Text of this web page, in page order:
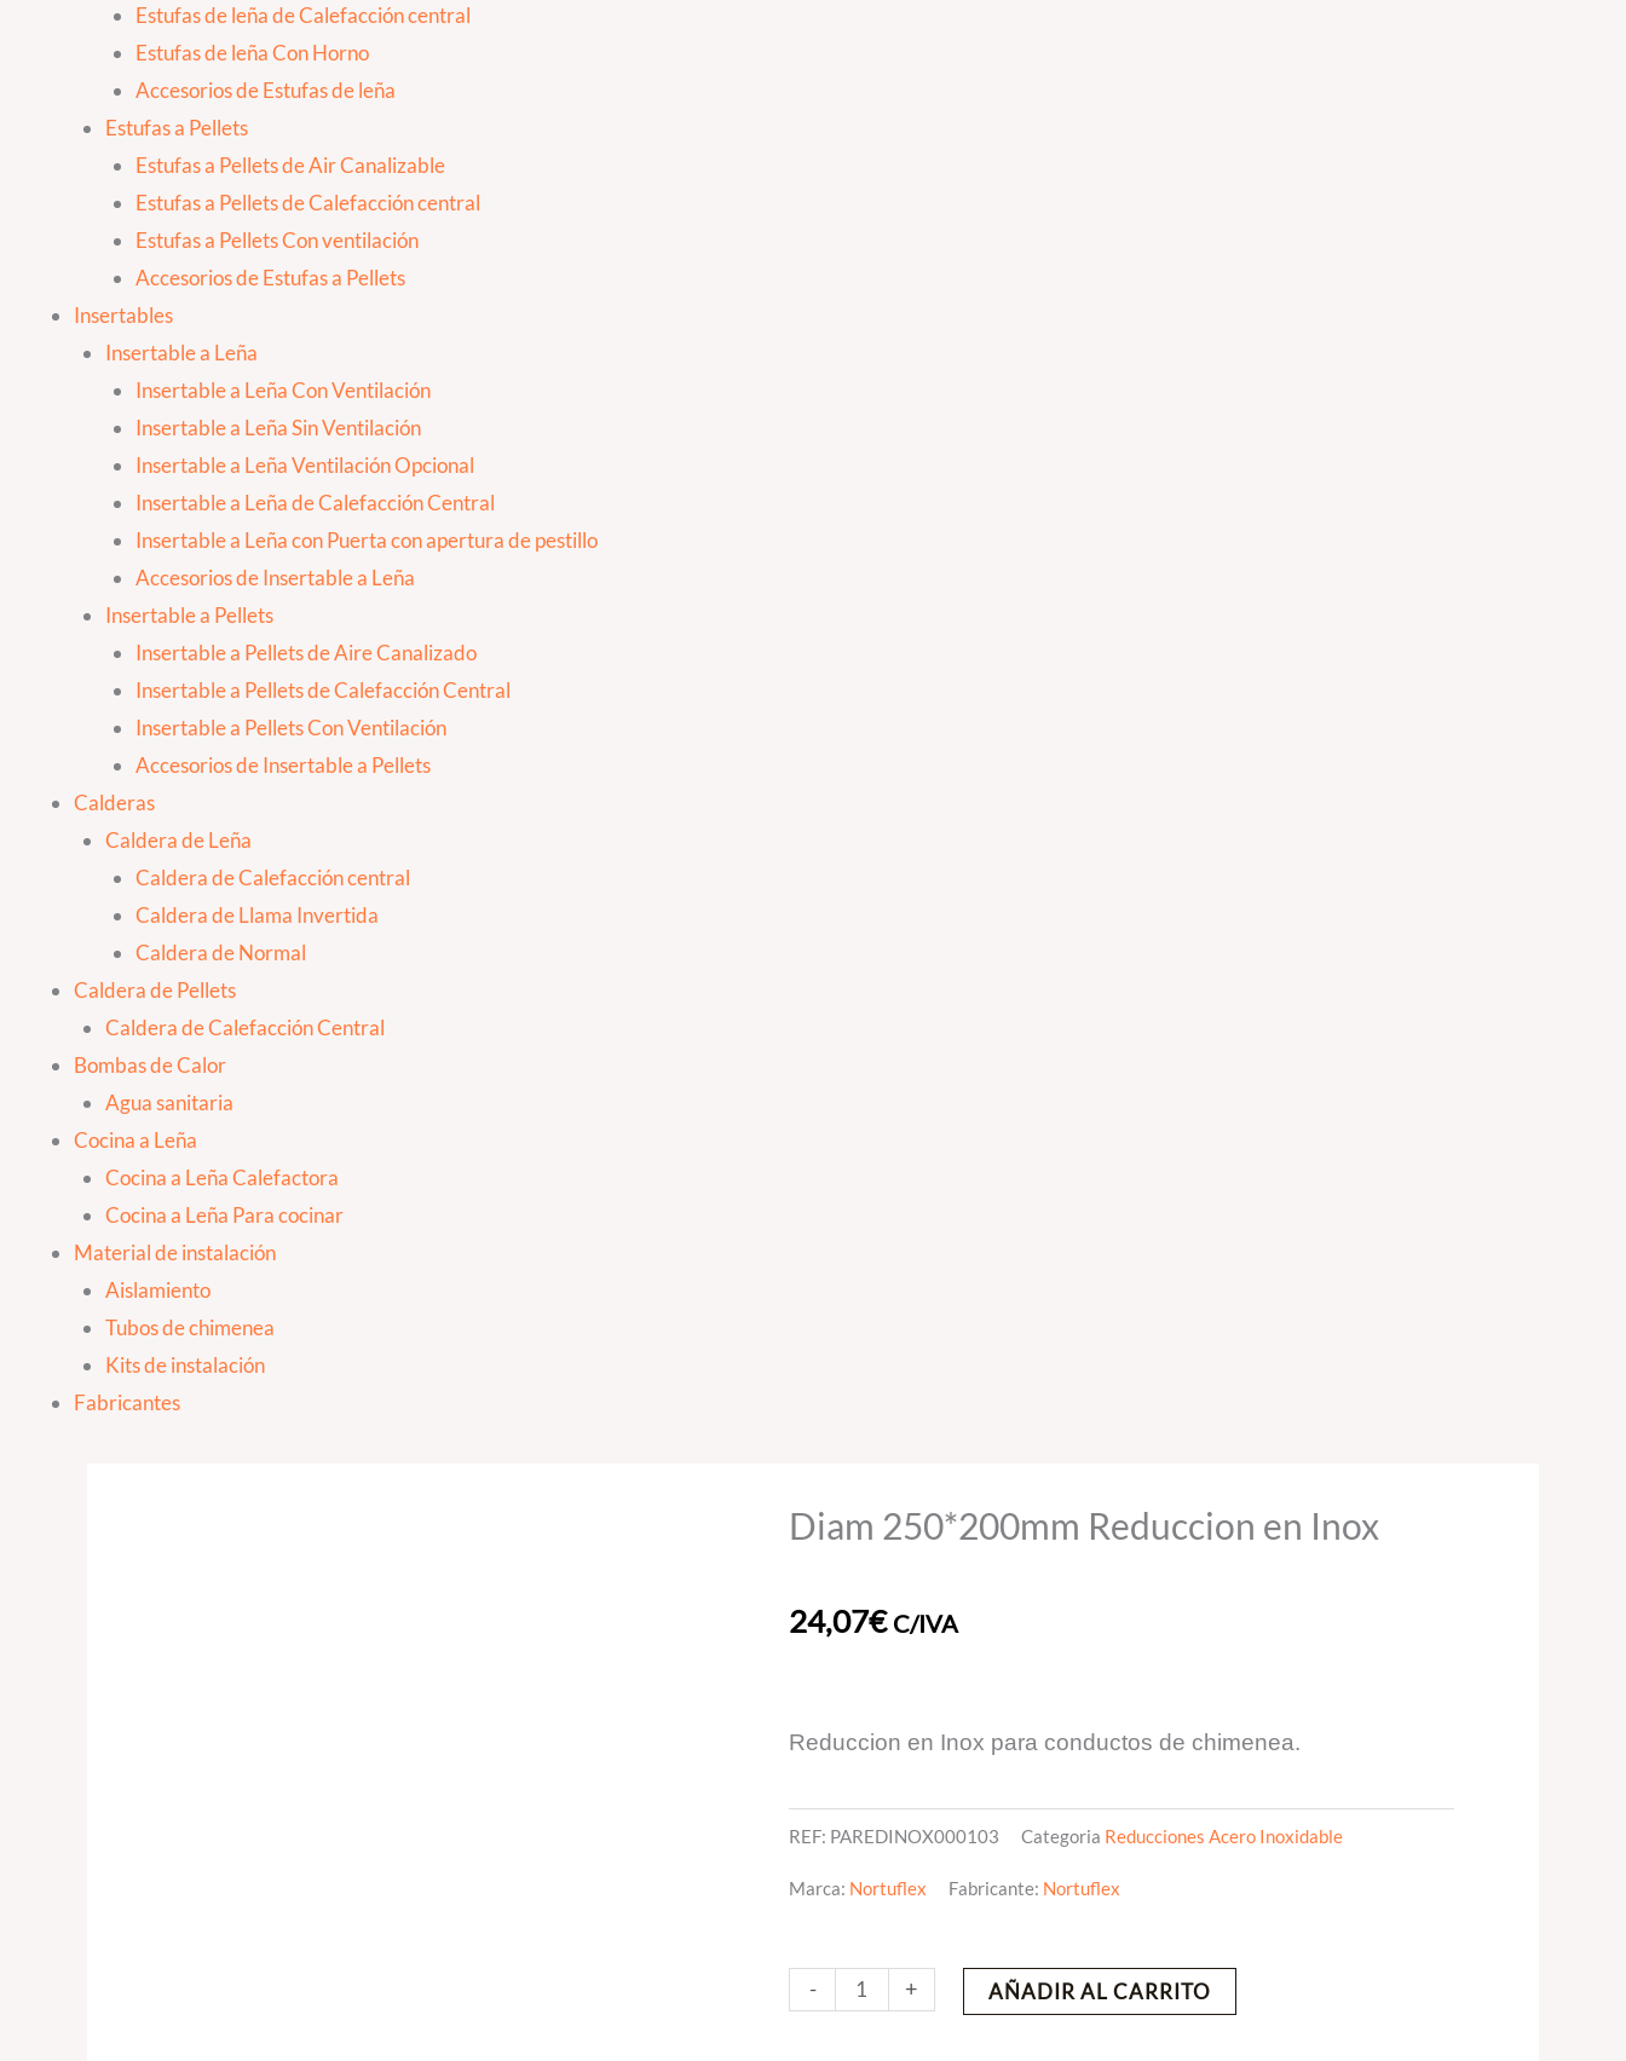
Estufas de leña de Calefacción central
Estufas de leña Con Horno
Accesorios de Estufas de leña
Estufas a Pellets
Estufas a Pellets de Air Canalizable
Estufas a Pellets de Calefacción central
Estufas a Pellets Con ventilación
Accesorios de Estufas a Pellets
Insertables
Insertable a Leña
Insertable a Leña Con Ventilación
Insertable a Leña Sin Ventilación
Insertable a Leña Ventilación Opcional
Insertable a Leña de Calefacción Central
Insertable a Leña con Puerta con apertura de pestillo
Accesorios de Insertable a Leña
Insertable a Pellets
Insertable a Pellets de Aire Canalizado
Insertable a Pellets de Calefacción Central
Insertable a Pellets Con Ventilación
Accesorios de Insertable a Pellets
Calderas
Caldera de Leña
Caldera de Calefacción central
Caldera de Llama Invertida
Caldera de Normal
Caldera de Pellets
Caldera de Calefacción Central
Bombas de Calor
Agua sanitaria
Cocina a Leña
Cocina a Leña Calefactora
Cocina a Leña Para cocinar
Material de instalación
Aislamiento
Tubos de chimenea
Kits de instalación
Fabricantes
Diam 250*200mm Reduccion en Inox
24,07€ C/IVA
Reduccion en Inox para conductos de chimenea.
REF: PAREDINOX000103 Categoria Reducciones Acero Inoxidable
Marca: Nortuflex Fabricante: Nortuflex
-
Diam
+ AÑADIR AL CARRITO